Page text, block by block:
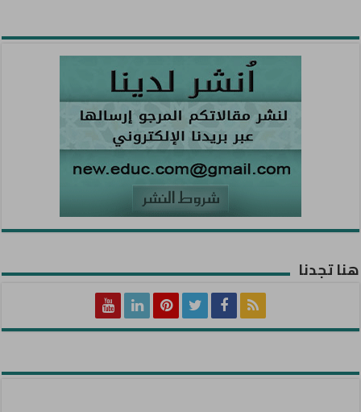
هنا تجدنا